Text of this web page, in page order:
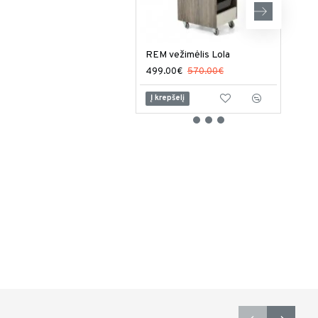
REM vežimėlis Lola
499.00€ 570.00€
Į krepšelį